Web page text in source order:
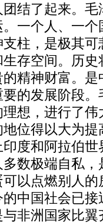
结了起来。
一个人、一
柱，是极其
存空间。历
精神财富。
的发展阶段
想，进行了
位得以大为
度和阿拉伯
数极端自私
以点燃别人
中国社会已
非洲国家比翼